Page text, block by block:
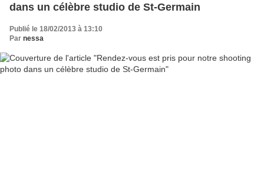
dans un célèbre studio de St-Germain
Publié le 18/02/2013 à 13:10
Par nessa